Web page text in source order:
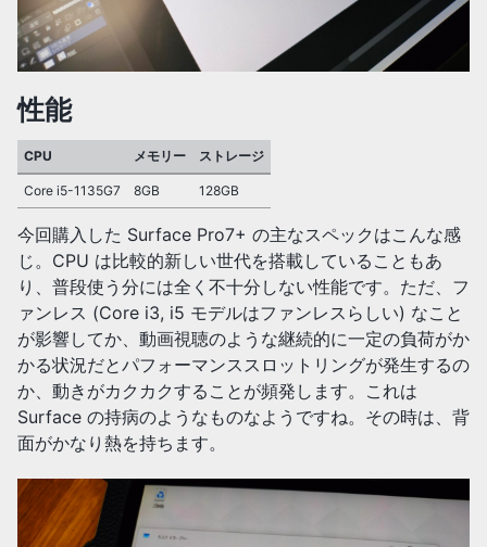
性能
CPU メモリー ストレージ
Core i5-1135G7 8GB 128GB
今回購入した Surface Pro7+ の主なスペックはこんな感
じ。CPU は比較的新しい世代を搭載していることもあ
り、普段使う分には全く不十分しない性能です。ただ、フ
ァンレス (Core i3, i5 モデルはファンレスらしい) なこと
が影響してか、動画視聴のような継続的に一定の負荷がか
かる状況だとパフォーマンススロットリングが発生するの
か、動きがカクカクすることが頻発します。これは
Surface の持病のようなものなようですね。その時は、背
面がかなり熱を持ちます。